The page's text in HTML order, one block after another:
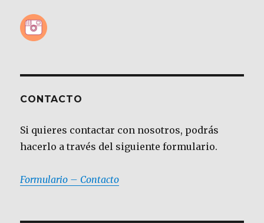
CONTACTO
Si quieres contactar con nosotros, podrás
hacerlo a través del siguiente formulario.
Formulario – Contacto